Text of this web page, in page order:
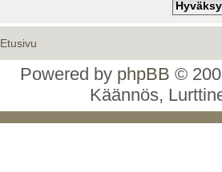
Etusivu
Powered by phpBB ©
Käännös,